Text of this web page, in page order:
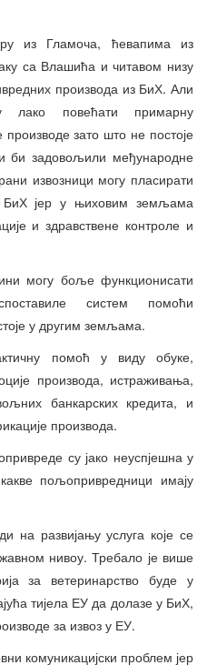
из Гламоча, ћевапима из
са Влашића и читавом низу
производа из БиХ. Али
лако повећати примарну
производе зато што не постоје
би задовољили међународне
извозници могу пласирати
БиХ јер у њиховим земљама
и здравствене контроле и
могу боље функционисати
систем помоћи
у другим земљама.
помоћ у виду обуке,
производа, истраживања,
банкарских кредита, и
производа.
су јако неуспјешна у
пољопривредници имају
на развијању услуга које се
нивоу. Требало је више
за ветеринарство буде у
тијела ЕУ да долазе у БиХ,
за извоз у ЕУ.
комуникацијски проблем јер